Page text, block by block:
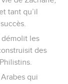
tant qu’il
démolit les
des
qui